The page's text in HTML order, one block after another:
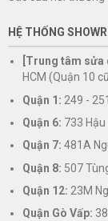
HỆ THỐNG
[Trung tâm sửa
HCM (Quận 10
Quận 1: 249 -
Quận 6: 733 Hậu
Quận 7: 481A
Quận 8: 507
Quận 12: 23M
Quận Gò Vấp: